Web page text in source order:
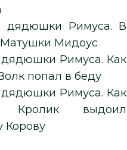
дядюшки Римуса. В
Матушки Мидоус
дядюшки Римуса. Как
попал в беду
дядюшки Римуса. Как
Кролик выдоил
Корову